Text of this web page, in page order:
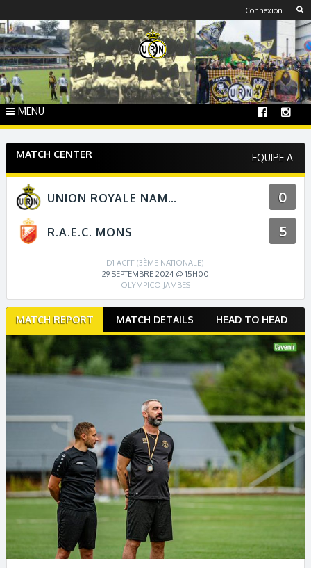
to
content
Connexion
MENU
MATCH CENTER EQUIPE A
UNION ROYALE NAMUR 0
R.A.E.C. MONS 5
D1 ACFF (3ÈME NATIONALE)
29 SEPTEMBRE 2024 @ 15H00
OLYMPICO JAMBES
MATCH REPORT MATCH DETAILS HEAD TO HEAD
Match
navigation